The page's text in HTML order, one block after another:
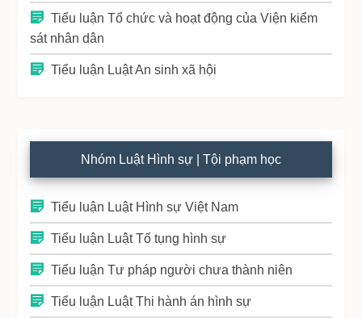
Tiểu luận Tổ chức và hoạt động của Viện kiểm
sát nhân dân
Tiểu luận Luật An sinh xã hội
Nhóm Luật Hình sự | Tội phạm học
Tiểu luận Luật Hình sự Việt Nam
Tiểu luận Luật Tố tụng hình sự
Tiểu luận Tư pháp người chưa thành niên
Tiểu luận Luật Thi hành án hình sự